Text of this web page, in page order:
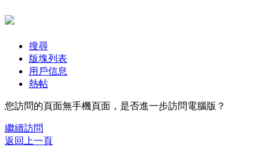
搜尋
版塊列表
用戶信息
熱帖
您訪問的頁面無手機頁面，是否進一步訪問電腦版？
繼續訪問
返回上一頁